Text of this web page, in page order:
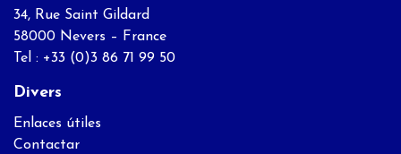
34, Rue Saint Gildard
58000 Nevers – France
Tel : +33 (0)3 86 71 99 50
Divers
Enlaces útiles
Contactar